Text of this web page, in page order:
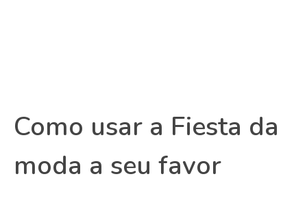
Como usar a Fiesta da
moda a seu favor